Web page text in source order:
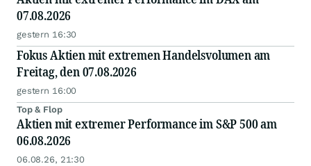
07.08.2026
gestern 16:30
Fokus Aktien mit extremen Handelsvolumen am
Freitag, den 07.08.2026
gestern 16:00
Top & Flop
Aktien mit extremer Performance im S&P 500 am
06.08.2026
06.08.26, 21:30